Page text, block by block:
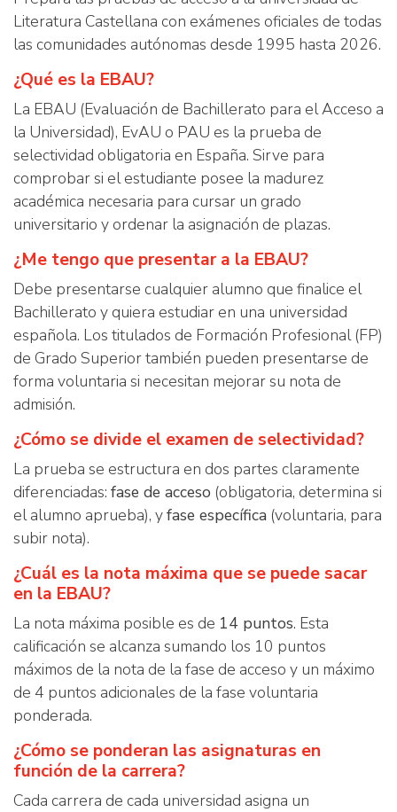
Literatura Castellana con exámenes oficiales de todas
las comunidades autónomas desde 1995 hasta 2026.
¿Qué es la EBAU?
La EBAU (Evaluación de Bachillerato para el Acceso a
la Universidad), EvAU o PAU es la prueba de
selectividad obligatoria en España. Sirve para
comprobar si el estudiante posee la madurez
académica necesaria para cursar un grado
universitario y ordenar la asignación de plazas.
¿Me tengo que presentar a la EBAU?
Debe presentarse cualquier alumno que finalice el
Bachillerato y quiera estudiar en una universidad
española. Los titulados de Formación Profesional (FP)
de Grado Superior también pueden presentarse de
forma voluntaria si necesitan mejorar su nota de
admisión.
¿Cómo se divide el examen de selectividad?
La prueba se estructura en dos partes claramente
diferenciadas: fase de acceso (obligatoria, determina si
el alumno aprueba), yfase específica (voluntaria, para
subir nota).
¿Cuál es la nota máxima que se puede sacar
en la EBAU?
La nota máxima posible es de 14 puntos. Esta
calificación se alcanza sumando los 10 puntos
máximos de la nota de la fase de acceso y un máximo
de 4 puntos adicionales de la fase voluntaria
ponderada.
¿Cómo se ponderan las asignaturas en
función de la carrera?
Cada carrera de cada universidad asigna un